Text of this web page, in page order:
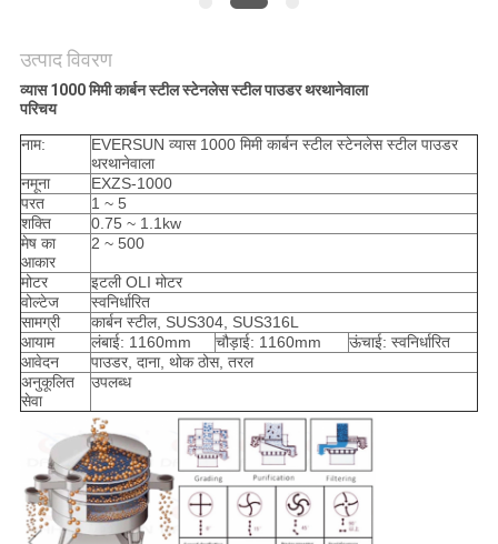
गोपनीयता
नीति
उत्पाद विवरण
व्यास 1000 मिमी कार्बन स्टील स्टेनलेस स्टील पाउडर थरथानेवाला
परिचय
नाम:
EVERSUN व्यास 1000 मिमी कार्बन स्टील स्टेनलेस स्टील पाउडर
थरथानेवाला
नमूना
EXZS-1000
परत
1 ~ 5
शक्ति
0.75 ~ 1.1kw
मेष का
आकार
2 ~ 500
मोटर
इटली OLI मोटर
वोल्टेज
स्वनिर्धारित
सामग्री
कार्बन स्टील, SUS304, SUS316L
आयाम
लंबाई: 1160mm चौड़ाई: 1160mm
ऊंचाई: स्वनिर्धारित
आवेदन
पाउडर, दाना, थोक ठोस, तरल
अनुकूलित
सेवा
उपलब्ध